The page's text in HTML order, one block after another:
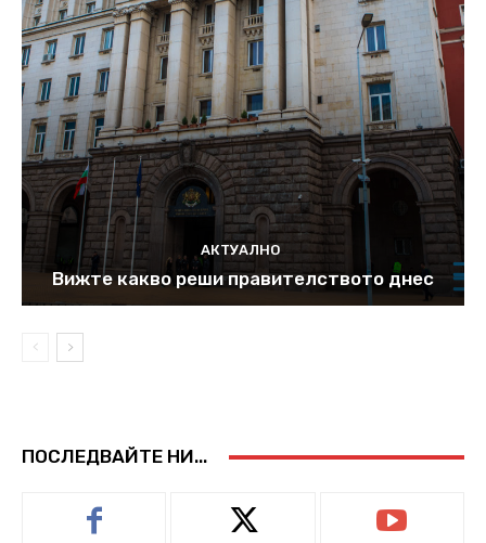
АКТУАЛНО
Вижте какво реши правителството днес
ПОСЛЕДВАЙТЕ НИ...